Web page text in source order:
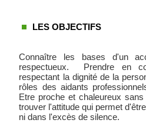
LES OBJECTIFS
Connaître les bases d'un
respectueux. Prendre en
respectant la dignité de la
rôles des aidants
Etre proche et chaleureux
trouver l'attitude qui permet
ni dans l'excès de silence.